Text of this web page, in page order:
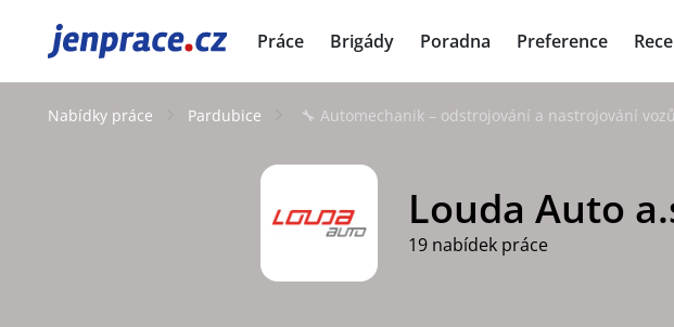
JenPráce.cz Práce Brigády Poradna Preference
Nabídky práce Pardubice 🔧 Automechanik – odstrojování a nastrojování vozů
Louda Auto
19 nabídek práce